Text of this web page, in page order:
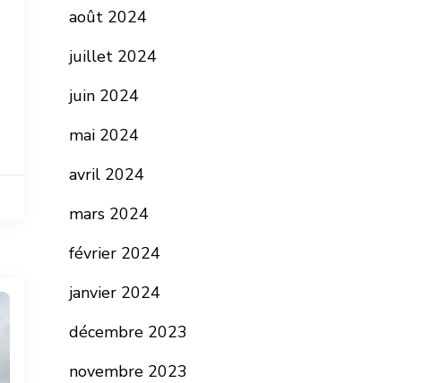
août 2024
juillet 2024
juin 2024
mai 2024
avril 2024
mars 2024
février 2024
janvier 2024
décembre 2023
novembre 2023